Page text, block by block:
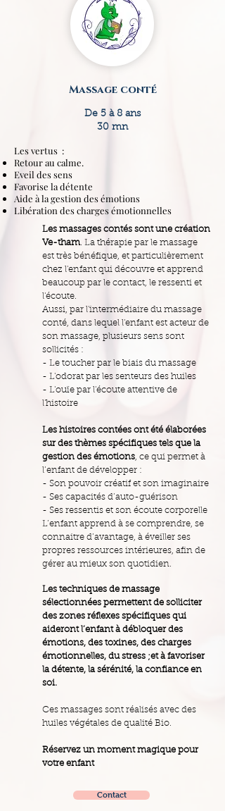
Massage conté
De 5 à 8 ans
30 mn
Les vertus :
Retour au calme.
Eveil des sens
Favorise la détente
Aide à la gestion des émotions
Libération des charges émotionnelles
Les massages contés sont une création
Ve-tham. La thérapie par le massage
est très bénéfique, et particulièrement
chez l'enfant qui découvre et apprend
beaucoup par le contact, le ressenti et
l'écoute.
Aussi, par l'intermédiaire du massage
conté, dans lequel l'enfant est acteur de
son massage, plusieurs sens sont
sollicités :
- Le toucher par le biais du massage
- L'odorat par les senteurs des huiles
- L'ouïe par l'écoute attentive de
l'histoire
Les histoires contées ont été élaborées
sur des thèmes spécifiques tels que la
gestion des émotions, ce qui permet à
l’enfant de développer :
- Son pouvoir créatif et son imaginaire
- Ses capacités d’auto-guérison
- Ses ressentis et son écoute corporelle
L’enfant apprend à se comprendre, se
connaitre d’avantage, à éveiller ses
propres ressources intérieures, afin de
gérer au mieux son quotidien.
Les techniques de massage
sélectionnées permettent de solliciter
des zones réflexes spécifiques qui
aideront l’enfant à débloquer des
émotions, des toxines, des charges
émotionnelles, du stress ;et à favoriser
la détente, la sérénité, la confiance en
soi.
Ces massages sont réalisés avec des
huiles végétales de qualité Bio.
Réservez un moment magique pour
votre enfant
Contact